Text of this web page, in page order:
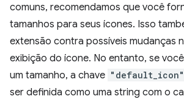
comuns, recomendamos que você
tamanhos para seus ícones. Isso
extensão contra possíveis mudanças
exibição do ícone. No entanto, se
um tamanho, a chave "default_icon"
ser definida como uma string com o